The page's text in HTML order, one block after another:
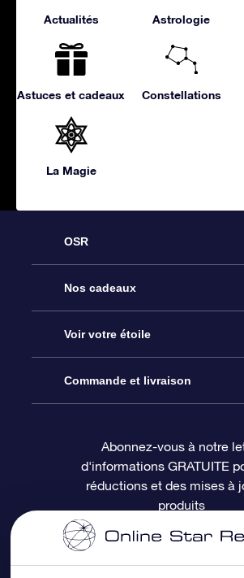
Actualités Astrologie
Astuces et cadeaux Constellations
La Magie
OSR
Service
À propos de l’OSR
Nous contacter
Questions fréquemment posées
Revues
Nos cadeaux
Cadeau d’étoile en ligne
Coffret cadeau OSR
Carte cadeau OSR
Voir votre étoile
Registre des étoiles
Page d’accueil personnalisée
Commande et livraison
Informations de paiement
Informations d’expédition
Politique de retour
Abonnez-vous à notre
d'informations GRATUITE
réductions et des mises à
produits